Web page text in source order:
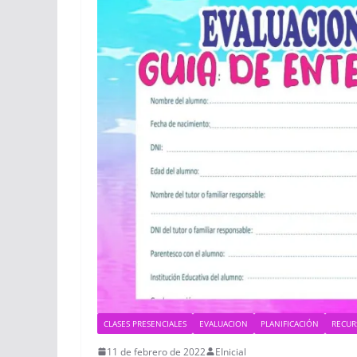
CLASES PRESENCIALES EVALUACION PLANIFICACIÓN
11 de febrero de 2022 EInicial